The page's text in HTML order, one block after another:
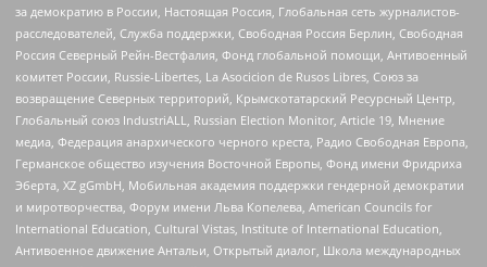
за демократию в России, Настоящая Россия, Глобальная сеть журналистов-
расследователей, Служба поддержки, Свободная Россия Берлин, Свободная
Россия Северный Рейн-Вестфалия, Фонд глобальной помощи, Антивоенный
комитет России, Russie-Libertes, La Asocicion de Rusos Libres, Союз за
возвращение Северных территорий, Крымскотатарский Ресурсный Центр,
Глобальный союз IndustriALL, Russian Election Monitor, Article 19, Мнение
медиа, Федерация анархического черного креста, Радио Свободная Европа,
Германское общество изучения Восточной Европы, Фонд имени Фридриха
Эберта, XZ gGmbH, Мобильная академия поддержки гендерной демократии
и миротворчества, Форум имени Льва Копелева, American Councils for
International Education, Cultural Vistas, Institute of International Education,
Антивоенное движение Антальи, Открытый диалог, Школа международных